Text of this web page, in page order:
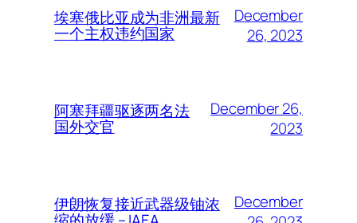
埃塞俄比亚成为非洲最新
一个主权违约国家
December
26, 2023
阿塞拜疆驱逐两名法
国外交官
December 26,
2023
伊朗恢复接近武器级铀浓
December